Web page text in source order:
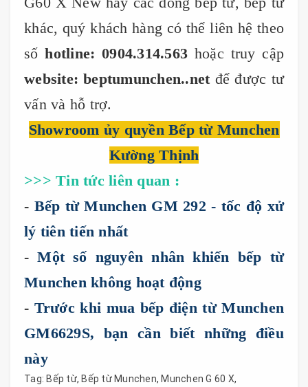
khác, quý khách hàng có thể liên hệ theo
sốhotline: 0904.314.563 hoặc truy cập
website: beptumunchen..net để được tư
vấn và hỗ trợ.
Showroom ủy quyền Bếp từ Munchen
Kường Thịnh
>>> Tin tức liên quan :
- Bếp từ Munchen GM 292 - tốc độ xử
lý tiên tiến nhất
-Một số nguyên nhân khiến bếp từ
Munchen không hoạt động
- Trước khi mua bếp điện từ Munchen
GM6629S, bạn cần biết những điều
này
Tag: Bếp từ, Bếp từ Munchen, Munchen G 60 X,